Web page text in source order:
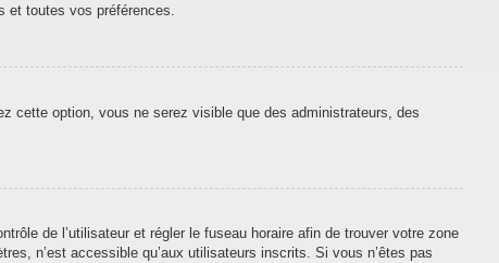
et toutes vos préférences.
cette option, vous ne serez visible que des administrateurs, des
de l’utilisateur et régler le fuseau horaire afin de trouver votre zone
n’est accessible qu’aux utilisateurs inscrits. Si vous n’êtes pas